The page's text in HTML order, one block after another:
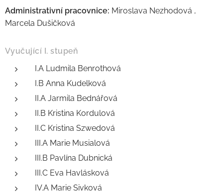
Administrativní pracovnice: Miroslava Nezhodová ,
Marcela Dušičková
Vyučující I. stupeň
I.A Ludmila Benrothová
I.B Anna Kudelková
II.A Jarmila Bednářová
II.B Kristina Kordulová
II.C Kristina Szwedová
III.A Marie Musialová
III.B Pavlína Dubnická
III.C Eva Havlásková
IV.A Marie Sivková